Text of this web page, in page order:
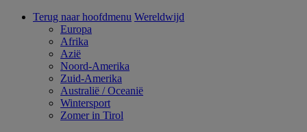
Terug naar hoofdmenu Wereldwijd
Europa
Afrika
Azië
Noord-Amerika
Zuid-Amerika
Australië / Oceanië
Wintersport
Zomer in Tirol